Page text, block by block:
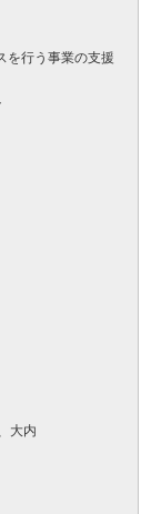
を行う事業の支援
大内